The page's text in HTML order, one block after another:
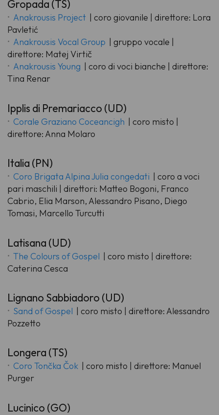
Gropada (TS)
Anakrousis Project | coro giovanile | direttore: Lora
Pavletić
Anakrousis Vocal Group | gruppo vocale |
direttore: Matej Virtič
Anakrousis Young | coro di voci bianche | direttore:
Tina Renar
Ipplis di Premariacco (UD)
Corale Graziano Coceancigh | coro misto |
direttore: Anna Molaro
Italia (PN)
Coro Brigata Alpina Julia congedati | coro a voci
pari maschili | direttori: Matteo Bogoni, Franco
Cabrio, Elia Marson, Alessandro Pisano, Diego
Tomasi, Marcello Turcutti
Latisana (UD)
The Colours of Gospel | coro misto | direttore:
Caterina Cesca
Lignano Sabbiadoro (UD)
Sand of Gospel | coro misto | direttore: Alessandro
Pozzetto
Longera (TS)
Coro Tončka Čok | coro misto | direttore: Manuel
Purger
Lucinico (GO)